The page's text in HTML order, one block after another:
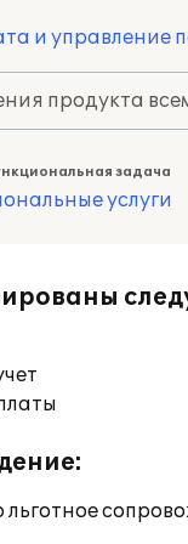
и управление
продукта
задача
услуги